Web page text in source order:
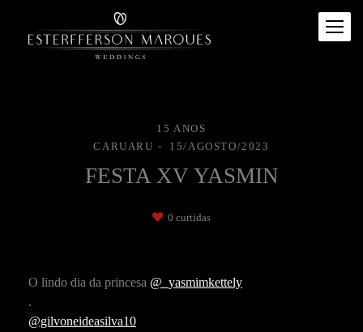
15 ANOS
CARUARU
15/AGOSTO/2023
FESTA XV YASMIN
0 curtidas
O lindo dia da princesa @_yasmimkettely
.
@gilvoneideasilva10